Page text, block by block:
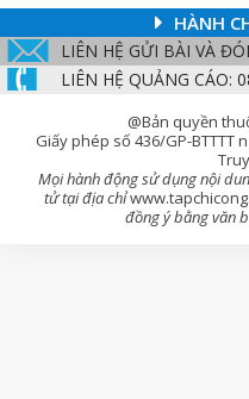
HÀNH
LIÊN HỆ GỬI BÀI VÀ
LIÊN HỆ QUẢNG CÁO:
@Bản quyền
Giấy phép số 436/GP-BTTTT
Mọi hành động sử dụng nội
tử tại địa chỉ
đồng ý bằng văn